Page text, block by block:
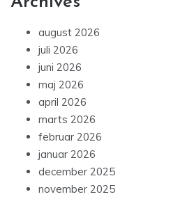
august 2026
juli 2026
juni 2026
maj 2026
april 2026
marts 2026
februar 2026
januar 2026
december 2025
november 2025